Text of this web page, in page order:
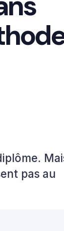
pas au